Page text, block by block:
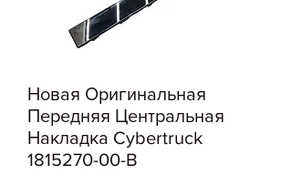
Новая Оригинальная
Передняя Центральная
Накладка Cybertruck
1815270-00-B